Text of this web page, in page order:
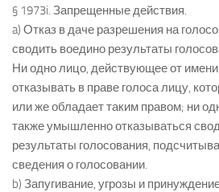
§ 1973i. Запрещенные действия.
a) Отказ в даче разрешения на
сводить воедино результаты
Ни одно лицо, действующее от
отказывать в праве голоса лицу,
или же обладает таким правом; ни
также умышленно отказываться
результаты голосования,
сведения о голосовании.
b) Запугивание, угрозы и